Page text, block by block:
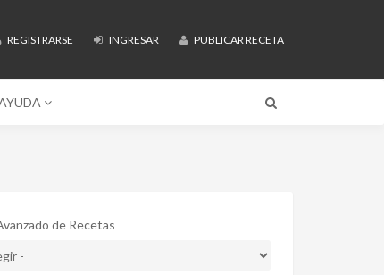
REGISTRARSE INGRESAR PUBLICAR RECETA
de Recetas